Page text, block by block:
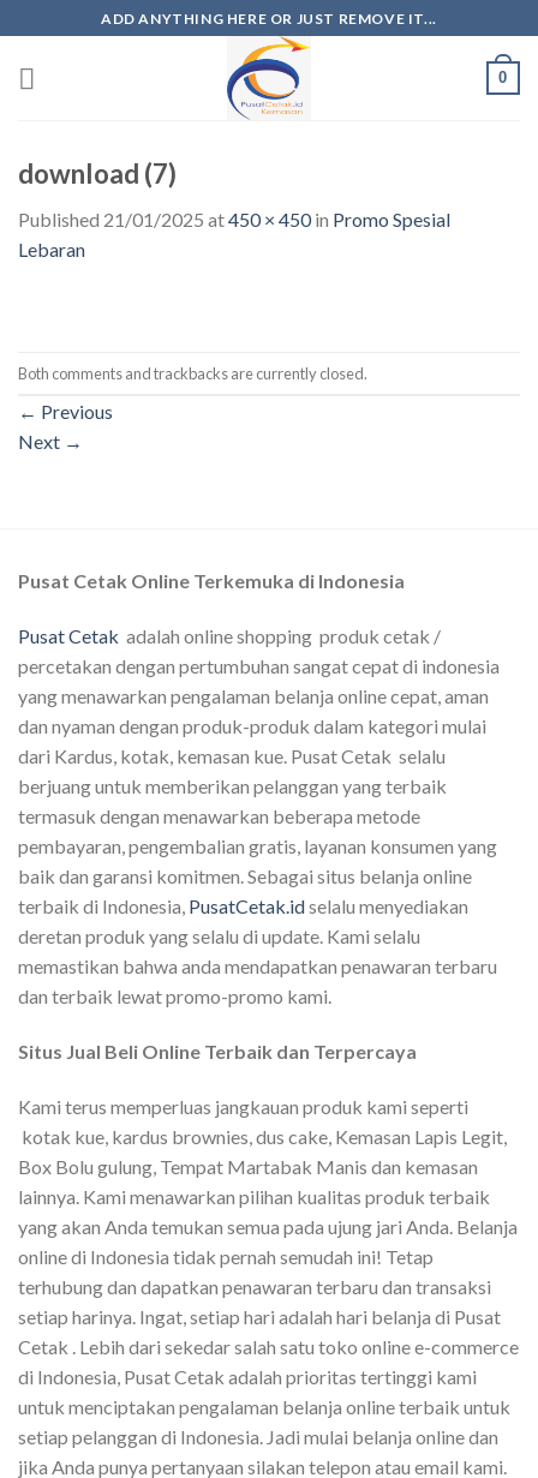
to
content
ADD ANYTHING HERE OR JUST REMOVE IT...
0
download (7)
Published 21/01/2025 at450 × 450in Promo Spesial
Lebaran
Both comments and trackbacks are currently closed.
← Previous
Next →
Pusat Cetak Online Terkemuka di Indonesia
Pusat Cetak adalah online shopping produk cetak /
percetakan dengan pertumbuhan sangat cepat di indonesia
yang menawarkan pengalaman belanja online cepat, aman
dan nyaman dengan produk-produk dalam kategori mulai
dari Kardus, kotak, kemasan kue. Pusat Cetak selalu
berjuang untuk memberikan pelanggan yang terbaik
termasuk dengan menawarkan beberapa metode
pembayaran, pengembalian gratis, layanan konsumen yang
baik dan garansi komitmen. Sebagai situs belanja online
terbaik di Indonesia, PusatCetak.idselalu menyediakan
deretan produk yang selalu di update. Kami selalu
memastikan bahwa anda mendapatkan penawaran terbaru
dan terbaik lewat promo-promo kami.
Situs Jual Beli Online Terbaik dan Terpercaya
Kami terus memperluas jangkauan produk kami seperti
kotak kue, kardus brownies, dus cake, Kemasan Lapis Legit,
Box Bolu gulung, Tempat Martabak Manis dan kemasan
lainnya. Kami menawarkan pilihan kualitas produk terbaik
yang akan Anda temukan semua pada ujung jari Anda. Belanja
online di Indonesia tidak pernah semudah ini! Tetap
terhubung dan dapatkan penawaran terbaru dan transaksi
setiap harinya. Ingat, setiap hari adalah hari belanja di Pusat
Cetak . Lebih dari sekedar salah satu toko online e-commerce
di Indonesia, Pusat Cetak adalah prioritas tertinggi kami
untuk menciptakan pengalaman belanja online terbaik untuk
setiap pelanggan di Indonesia. Jadi mulai belanja online dan
jika Anda punya pertanyaan silakan telepon atau email kami.